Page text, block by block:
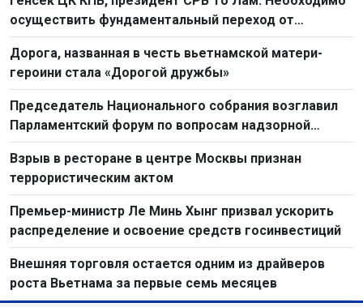
осуществить фундаментальный переход от
простого труда к созидательному труду
Дорога, названная в честь вьетнамской матери-
героини стала «Дорогой дружбы»
Председатель Национального собрания возглавил
Парламентский форум по вопросам надзорной
деятельности 2026 г.
Взрыв в ресторане в центре Москвы признан
террористическим актом
Премьер-министр Ле Минь Хынг призвал ускорить
распределение и освоение средств госинвестиций
Внешняя торговля остается одним из драйверов
роста Вьетнама за первые семь месяцев